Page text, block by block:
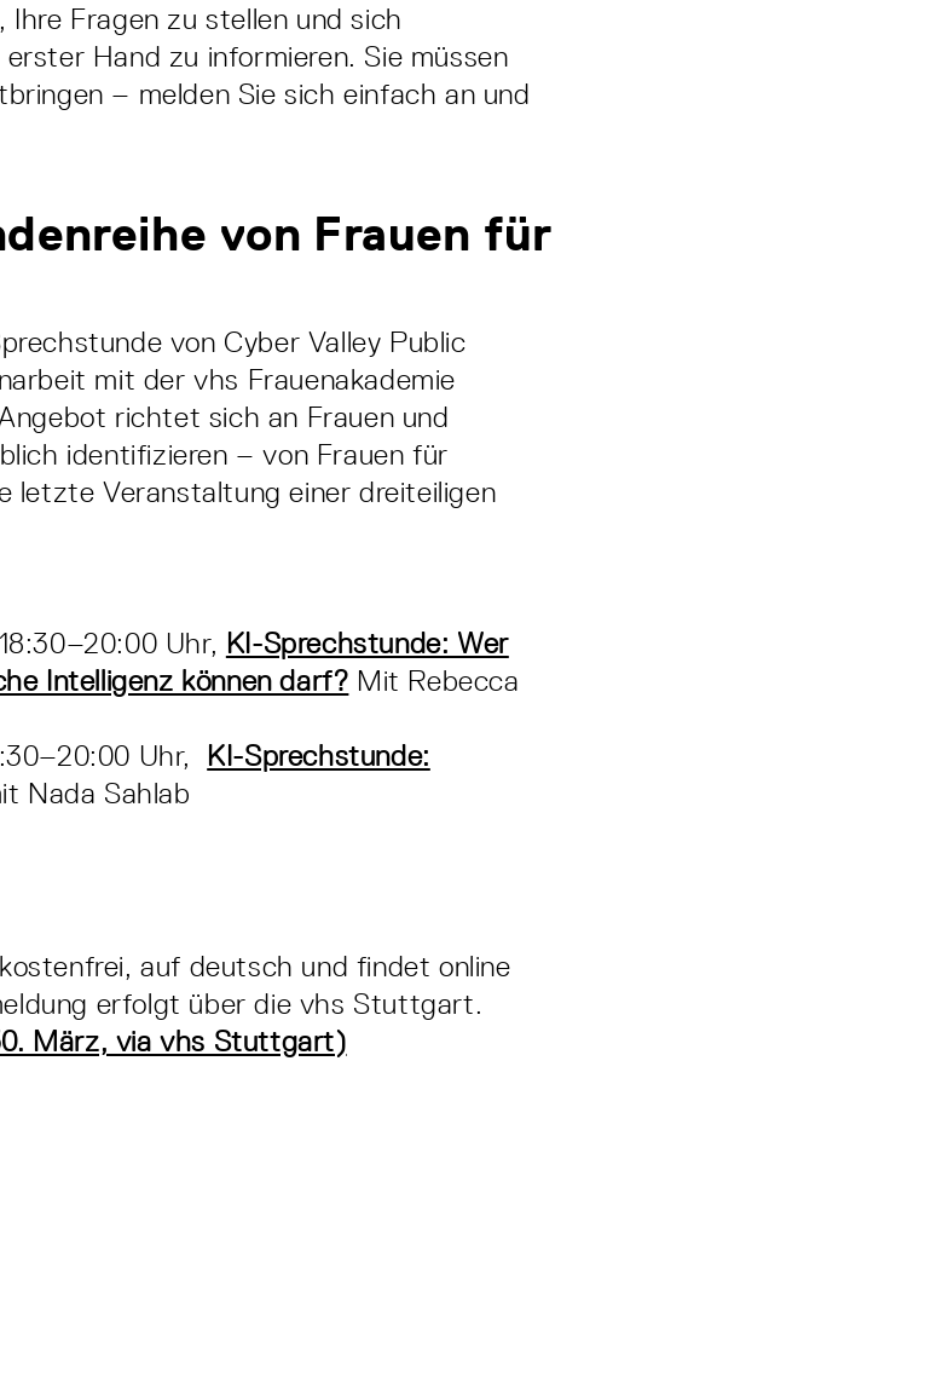
Fragen zu stellen und sich
Hand zu informieren. Sie müssen
– melden Sie sich einfach an und
von Frauen für
von Cyber Valley Public
mit der vhs Frauenakademie
richtet sich an Frauen und
identifizieren – von Frauen für
letzte Veranstaltung einer dreiteiligen
Uhr, KI-Sprechstunde: Wer
Intelligenz können darf? Mit Rebecca
Uhr, KI-Sprechstunde:
Nada Sahlab
auf deutsch und findet online
erfolgt über die vhs Stuttgart.
März, via vhs Stuttgart)